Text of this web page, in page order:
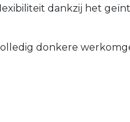
dankzij het
donkere